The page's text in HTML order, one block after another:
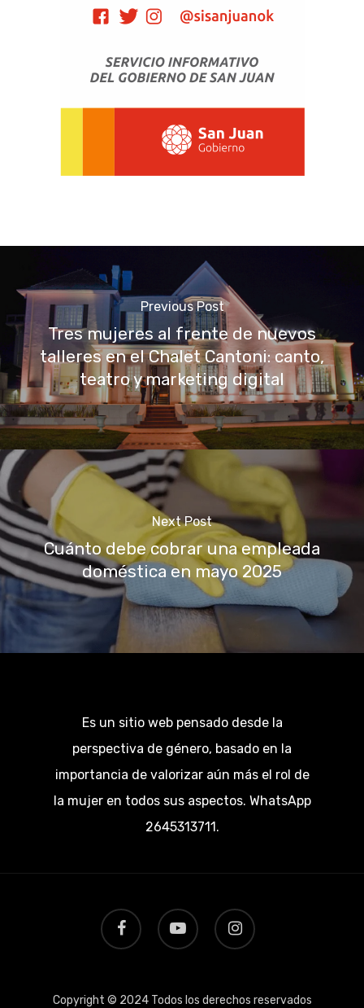
Previous Post
Tres mujeres al frente de nuevos
talleres en el Chalet Cantoni: canto,
teatro y marketing digital
Next Post
Cuánto debe cobrar una empleada
doméstica en mayo 2025
Es un sitio web pensado desde la
perspectiva de género, basado en la
importancia de valorizar aún más el rol de
la mujer en todos sus aspectos. WhatsApp
2645313711.
facebook youtube instagram
Copyright © 2024 Todos los derechos reservados